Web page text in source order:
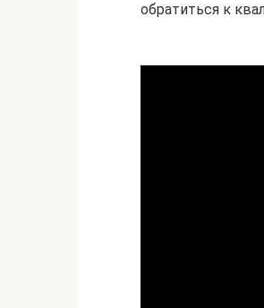
обратиться к